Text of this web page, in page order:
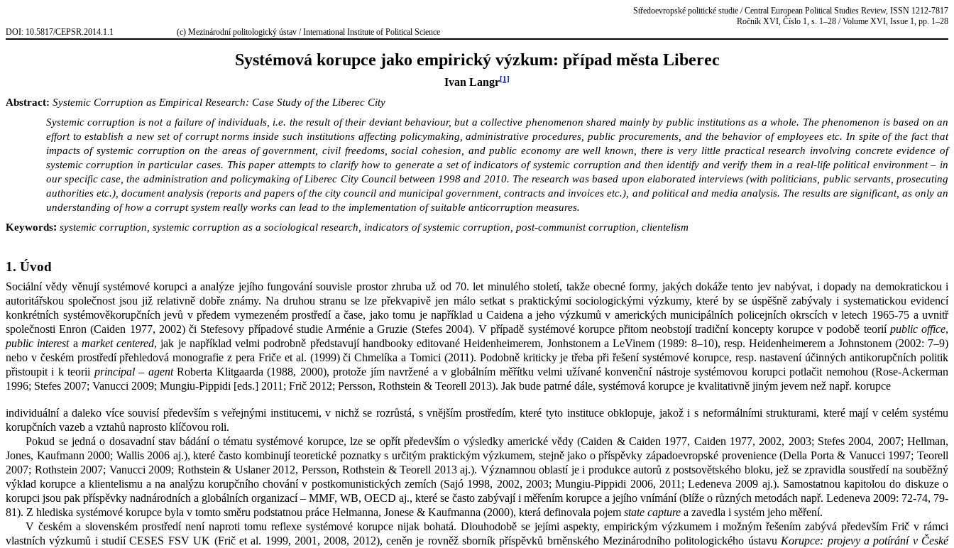
Středoevropské politické studie / Central European Political Studies Review, ISSN 1212-7817
Ročník XVI, Číslo 1, s. 1–28 / Volume XVI, Issue 1, pp. 1–28
DOI: 10.5817/CEPSR.2014.1.1 (c) Mezinárodní politologický ústav / International Institute of Political Science
Systémová korupce jako empirický výzkum: případ města Liberec
Ivan Langr[1]
Abstract: Systemic Corruption as Empirical Research: Case Study of the Liberec City
Systemic corruption is not a failure of individuals, i.e. the result of their deviant behaviour, but a collective phenomenon shared mainly by public institutions as a whole. The phenomenon is based on an
effort to establish a new set of corrupt norms inside such institutions affecting policymaking, administrative procedures, public procurements, and the behavior of employees etc. In spite of the fact that
impacts of systemic corruption on the areas of government, civil freedoms, social cohesion, and public economy are well known, there is very little practical research involving concrete evidence of
systemic corruption in particular cases. This paper attempts to clarify how to generate a set of indicators of systemic corruption and then identify and verify them in a real-life political environment – in
our specific case, the administration and policymaking of Liberec City Council between 1998 and 2010. The research was based upon elaborated interviews (with politicians, public servants, prosecuting
authorities etc.), document analysis (reports and papers of the city council and municipal government, contracts and invoices etc.), and political and media analysis. The results are significant, as only an
understanding of how a corrupt system really works can lead to the implementation of suitable anticorruption measures.
Keywords: systemic corruption, systemic corruption as a sociological research, indicators of systemic corruption, post-communist corruption, clientelism
1. Úvod
Sociální vědy věnují systémové korupci a analýze jejího fungování souvisle prostor zhruba už od 70. let minulého století, takže obecné formy, jakých dokáže tento jev nabývat, i dopady na demokratickou i
autoritářskou společnost jsou již relativně dobře známy. Na druhou stranu se lze překvapivě jen málo setkat s praktickými sociologickými výzkumy, které by se úspěšně zabývaly i systematickou evidencí
konkrétních systémověkorupčních jevů v předem vymezeném prostředí a čase, jako tomu je například u Caidena a jeho výzkumů v amerických municipálních policejních okrscích v letech 1965-75 a uvnitř
společnosti Enron (Caiden 1977, 2002) či Stefesovy případové studie Arménie a Gruzie (Stefes 2004). V případě systémové korupce přitom neobstojí tradiční koncepty korupce v podobě teorií public office,
public interesta market centered, jak je například velmi podrobně představují handbooky editované Heidenheimerem, Jonhstonem a LeVinem (1989: 8–10), resp. Heidenheimerem a Johnstonem (2002: 7–9)
nebo v českém prostředí přehledová monografie z pera Friče et al. (1999) či Chmelíka a Tomici (2011). Podobně kriticky je třeba při řešení systémové korupce, resp. nastavení účinných antikorupčních politik
přistoupit i k teorii principal – agentRoberta Klitgaarda (1988, 2000), protože jím navržené a v globálním měřítku velmi užívané konvenční nástroje systémovou korupci potlačit nemohou (Rose-Ackerman
1996; Stefes 2007; Vanucci 2009; Mungiu-Pippidi [eds.] 2011; Frič 2012; Persson, Rothstein & Teorell 2013). Jak bude patrné dále, systémová korupce je kvalitativně jiným jevem než např. korupce
individuální a daleko více souvisí především s veřejnými institucemi, v nichž se rozrůstá, s vnějším prostředím, které tyto instituce obklopuje, jakož i s neformálními strukturami, které mají v celém systému
korupčních vazeb a vztahů naprosto klíčovou roli.
Pokud se jedná o dosavadní stav bádání o tématu systémové korupce, lze se opřít především o výsledky americké vědy (Caiden & Caiden 1977, Caiden 1977, 2002, 2003; Stefes 2004, 2007; Hellman,
Jones, Kaufmann 2000; Wallis 2006 aj.), které často kombinují teoretické poznatky s určitým praktickým výzkumem, stejně jako o příspěvky západoevropské provenience (Della Porta & Vanucci 1997; Teorell
2007; Rothstein 2007; Vanucci 2009; Rothstein & Uslaner 2012, Persson, Rothstein & Teorell 2013 aj.). Významnou oblastí je i produkce autorů z postsovětského bloku, jež se zpravidla soustředí na souběžný
výklad korupce a klientelismu a na analýzu korupčního chování v postkomunistických zemích (Sajó 1998, 2002, 2003; Mungiu-Pippidi 2006, 2011; Ledeneva 2009 aj.). Samostatnou kapitolou do diskuze o
korupci jsou pak příspěvky nadnárodních a globálních organizací – MMF, WB, OECD aj., které se často zabývají i měřením korupce a jejího vnímání (blíže o různých metodách např. Ledeneva 2009: 72-74, 79-
81). Z hlediska systémové korupce byla v tomto směru podstatnou práce Helmanna, Jonese & Kaufmanna (2000), která definovala pojem state capture a zavedla i systém jeho měření.
V českém a slovenském prostředí není naproti tomu reflexe systémové korupce nijak bohatá. Dlouhodobě se jejími aspekty, empirickým výzkumem i možným řešením zabývá především Frič v rámci
vlastních výzkumů i studií CESES FSV UK (Frič et al. 1999, 2001, 2008, 2012), ceněn je rovněž sborník příspěvků brněnského Mezinárodního politologického ústavu Korupce: projevy a potírání v České